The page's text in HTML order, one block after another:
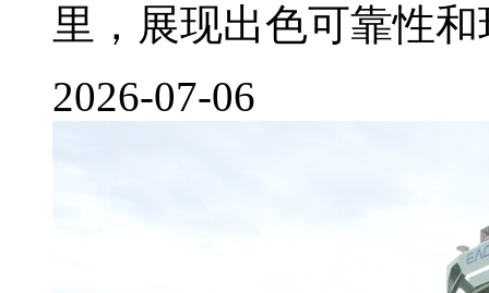
里，展现出色可靠性
2026-07-06